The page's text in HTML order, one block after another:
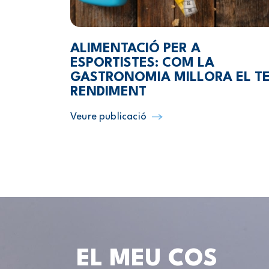
ALIMENTACIÓ PER A
ESPORTISTES: COM LA
GASTRONOMIA MILLORA EL
RENDIMENT
Veure publicació
EL MEU COS